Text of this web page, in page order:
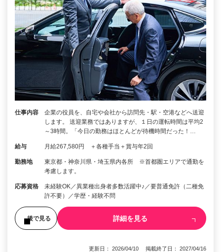
仕事内容
企業の役員を、自宅や会社から訪問先・駅・空港などへ送迎
します。 送迎業務ではありますが、１日の運転時間は平均2
～3時間。「今日の勤務はほとんどが待機時間だった！…
給与 月給267,580円 ＋各種手当＋賞与年2回
勤務地
東京都・神奈川県・埼玉県内各所 ※首都圏エリアで通勤を
考慮します。
応募資格
未経験OK／異業種出身者多数活躍中♪／要普通免許（二種免
許不要）／学歴・経験不問
後で見る 詳細を見る
更新日： 2026/04/10 掲載終了日： 2027/04/16